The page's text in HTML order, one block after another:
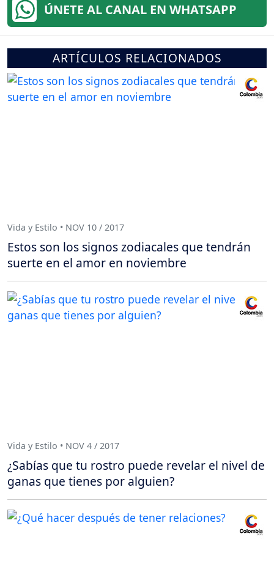
ÚNETE AL CANAL EN WHATSAPP
ARTÍCULOS RELACIONADOS
Vida y Estilo • NOV 10 / 2017
Estos son los signos zodiacales que tendrán
suerte en el amor en noviembre
Vida y Estilo • NOV 4 / 2017
¿Sabías que tu rostro puede revelar el nivel de
ganas que tienes por alguien?